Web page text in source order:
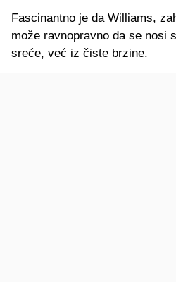
Fascinantno je da Williams,
može ravnopravno da se nosi
sreće, već iz čiste brzine.